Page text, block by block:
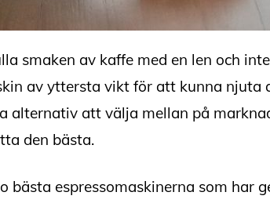
smaken av kaffe med en len och
av yttersta vikt för att kunna njuta
alternativ att välja mellan på
den bästa.
espressomaskinerna som har